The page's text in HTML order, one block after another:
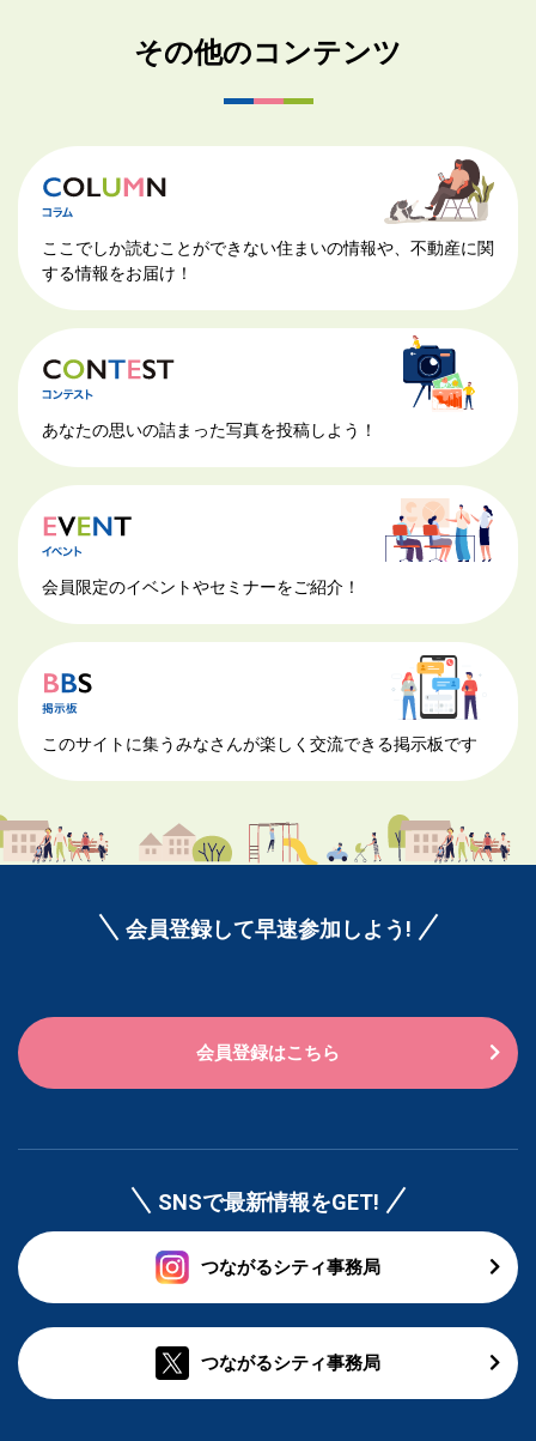
その他のコンテンツ
ここでしか読むことができない住まいの情報や、不動産に関
する情報をお届け！
あなたの思いの詰まった写真を投稿しよう！
会員限定のイベントやセミナーをご紹介！
このサイトに集うみなさんが楽しく交流できる掲示板です
会員登録して早速参加しよう!
会員登録はこちら
SNSで最新情報をGET!
つながるシティ事務局
つながるシティ事務局